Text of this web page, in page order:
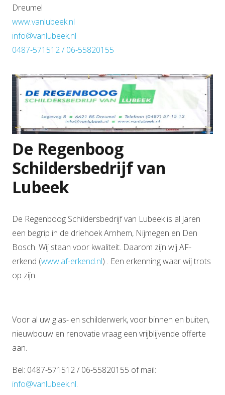
Dreumel
www.vanlubeek.nl
info@vanlubeek.nl
0487-571512 / 06-55820155
De Regenboog
Schildersbedrijf van
Lubeek
De Regenboog Schildersbedrijf van Lubeek is al jaren
een begrip in de driehoek Arnhem, Nijmegen en Den
Bosch. Wij staan voor kwaliteit. Daarom zijn wij AF-
erkend (www.af-erkend.nl) . Een erkenning waar wij trots
op zijn.
Voor al uw glas- en schilderwerk, voor binnen en buiten,
nieuwbouw en renovatie vraag een vrijblijvende offerte
aan.
Bel: 0487-571512 / 06-55820155 of mail:
info@vanlubeek.nl.